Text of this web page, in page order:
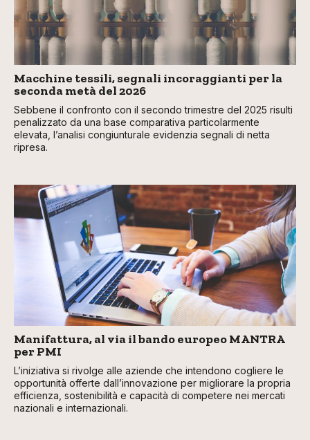
Macchine tessili, segnali incoraggianti per la
seconda metà del 2026
Sebbene il confronto con il secondo trimestre del 2025 risulti
penalizzato da una base comparativa particolarmente
elevata, l’analisi congiunturale evidenzia segnali di netta
ripresa.
Manifattura, al via il bando europeo MANTRA
per PMI
L’iniziativa si rivolge alle aziende che intendono cogliere le
opportunità offerte dall’innovazione per migliorare la propria
efficienza, sostenibilità e capacità di competere nei mercati
nazionali e internazionali.